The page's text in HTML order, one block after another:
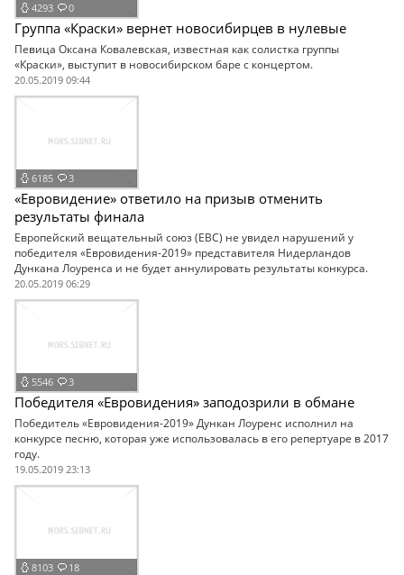
4293 0
Группа «Краски» вернет новосибирцев в нулевые
Певица Оксана Ковалевская, известная как солистка группы
«Краски», выступит в новосибирском баре с концертом.
20.05.2019 09:44
6185 3
«Евровидение» ответило на призыв отменить
результаты финала
Европейский вещательный союз (ЕВС) не увидел нарушений у
победителя «Евровидения-2019» представителя Нидерландов
Дункана Лоуренса и не будет аннулировать результаты конкурса.
20.05.2019 06:29
5546 3
Победителя «Евровидения» заподозрили в обмане
Победитель «Евровидения-2019» Дункан Лоуренс исполнил на
конкурсе песню, которая уже использовалась в его репертуаре в 2017
году.
19.05.2019 23:13
8103 18